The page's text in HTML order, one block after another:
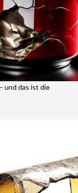
und das ist die